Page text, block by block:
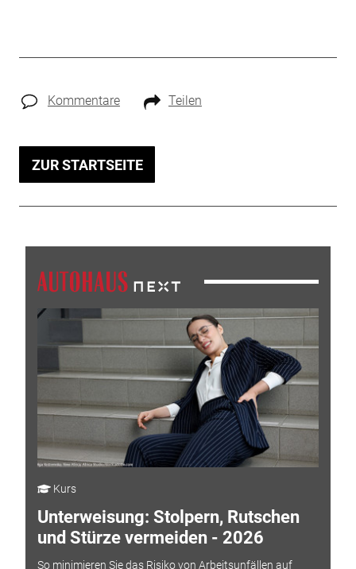
Kommentare Teilen
ZUR STARTSEITE
Kurs
Unterweisung: Stolpern, Rutschen
und Stürze vermeiden - 2026
So minimieren Sie das Risiko von Arbeitsunfällen auf